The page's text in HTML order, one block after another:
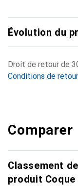
Évolution du
Droit de retour de
Conditions de retour
Classement
produit